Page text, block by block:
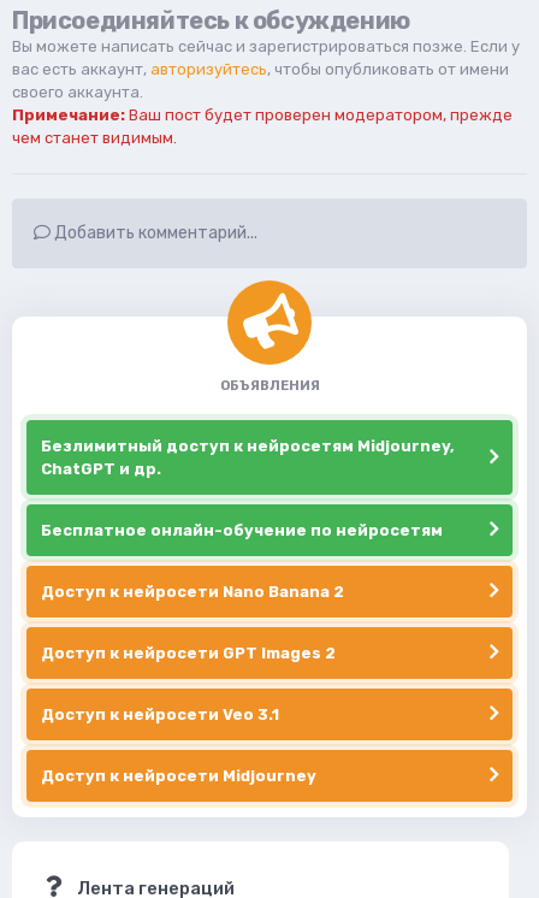
Присоединяйтесь к обсуждению
Вы можете написать сейчас и зарегистрироваться позже. Если у
вас есть аккаунт, авторизуйтесь, чтобы опубликовать от имени
своего аккаунта.
Примечание: Ваш пост будет проверен модератором, прежде
чем станет видимым.
Добавить комментарий...
ОБЪЯВЛЕНИЯ
Безлимитный доступ к нейросетям Midjourney,
ChatGPT и др.
Бесплатное онлайн-обучение по нейросетям
Доступ к нейросети Nano Banana 2
Доступ к нейросети GPT Images 2
Доступ к нейросети Veo 3.1
Доступ к нейросети Midjourney
Лента генераций